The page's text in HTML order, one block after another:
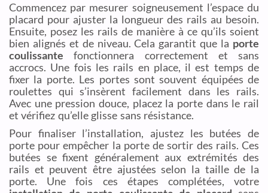
Commencez par mesurer soigneusement l’espace du
placard pour ajuster la longueur des rails au besoin.
Ensuite, posez les rails de manière à ce qu’ils soient
bien alignés et de niveau. Cela garantit que la porte
coulissante fonctionnera correctement et sans
accrocs. Une fois les rails en place, il est temps de
fixer la porte. Les portes sont souvent équipées de
roulettes qui s’insèrent facilement dans les rails.
Avec une pression douce, placez la porte dans le rail
et vérifiez qu’elle glisse sans résistance.
Pour finaliser l’installation, ajustez les butées de
porte pour empêcher la porte de sortir des rails. Ces
butées se fixent généralement aux extrémités des
rails et peuvent être ajustées selon la taille de la
porte. Une fois ces étapes complétées, votre